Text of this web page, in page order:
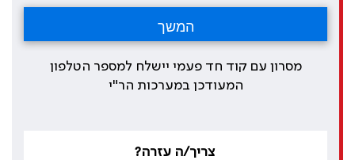
מסרון עם קוד חד פעמי יישלח למספר הטלפון
המעודכן במערכות הר"י
צריך/ה עזרה?